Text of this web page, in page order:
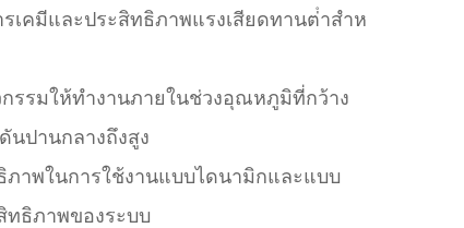
เคมีและประสิทธิภาพแรงเสียดทานต่ําสําห
รรมให้ทํางานภายในช่วงอุณหภูมิที่กว้าง
นปานกลางถึงสูง
าพในการใช้งานแบบไดนามิกและแบบ
ทธิภาพของระบบ